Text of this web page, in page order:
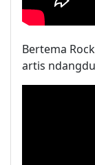
Bertema
artis